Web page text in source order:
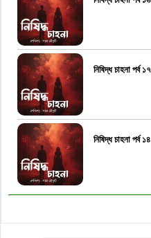
নিষিদ্ধ চাহনা পর্ব ১৭
নিষিদ্ধ চাহনা পর্ব ১৪